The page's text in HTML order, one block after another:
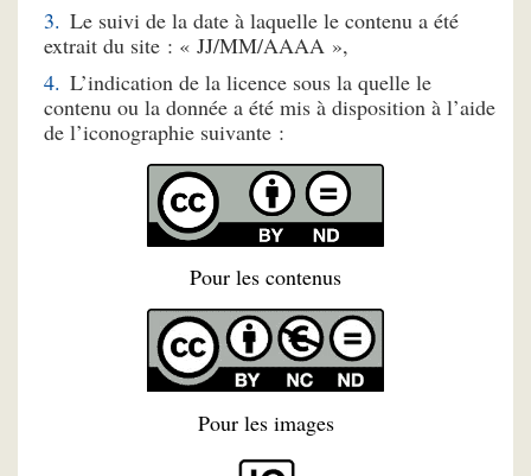
Le suivi de la date à laquelle le contenu a été
extrait du site : « JJ/MM/AAAA »,
L’indication de la licence sous la quelle le
contenu ou la donnée a été mis à disposition à l’aide
de l’iconographie suivante :
Pour les contenus
Pour les images